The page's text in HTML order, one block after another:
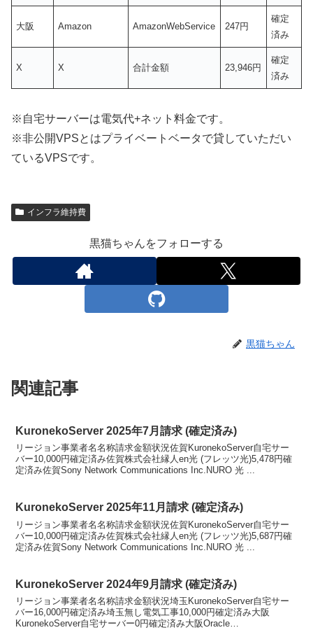
大阪 Amazon AmazonWebService 247円
確定
済み
X X 合計金額 23,946円
確定
済み
※自宅サーバーは電気代+ネット料金です。
※非公開VPSとはプライベートベータで貸していただい
ているVPSです。
インフラ維持費
黒猫ちゃんをフォローする
黒猫ちゃん
関連記事
KuronekoServer 2025年7月請求 (確定済み)
リージョン事業者名名称請求金額状況佐賀KuronekoServer自宅サー
バー10,000円確定済み佐賀株式会社縁人en光 (フレッツ光)5,478円確
定済み佐賀Sony Network Communications Inc.NURO 光 ...
KuronekoServer 2025年11月請求 (確定済み)
リージョン事業者名名称請求金額状況佐賀KuronekoServer自宅サー
バー10,000円確定済み佐賀株式会社縁人en光 (フレッツ光)5,687円確
定済み佐賀Sony Network Communications Inc.NURO 光 ...
KuronekoServer 2024年9月請求 (確定済み)
リージョン事業者名名称請求金額状況埼玉KuronekoServer自宅サー
バー16,000円確定済み埼玉無し電気工事10,000円確定済み大阪
KuronekoServer自宅サーバー0円確定済み大阪Oracle